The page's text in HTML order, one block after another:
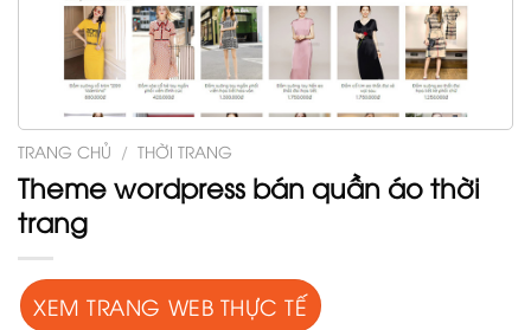
TRANG CHỦ / THỜI TRANG
Theme wordpress bán quần áo thời
trang
XEM TRANG WEB THỰC TẾ